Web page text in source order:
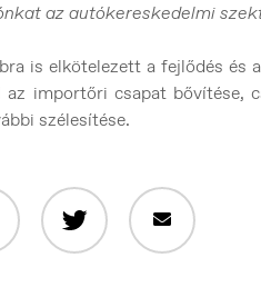
az autókereskedelmi
is elkötelezett a fejlődés és
importőri csapat bővítése,
szélesítése.